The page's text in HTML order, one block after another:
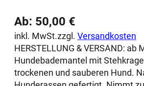
Ab: 50,00 €
inkl. MwSt.zzgl. Versandkosten
HERSTELLUNG & VERSAND: ab
Hundebademantel mit
trockenen und sauberen Hund.